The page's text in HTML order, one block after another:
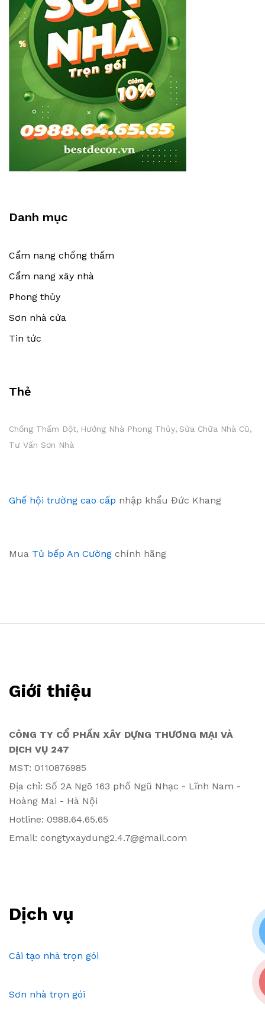
Danh mục
Cẩm nang chống thấm
Cẩm nang xây nhà
Phong thủy
Sơn nhà cửa
Tin tức
Thẻ
Chống Thấm Dột Hướng Nhà Phong Thủy Sửa Chữa Nhà Cũ
Tư Vấn Sơn Nhà
Ghế hội trường cao cấp nhập khẩu Đức Khang
Mua Tủ bếp An Cường chính hãng
Giới thiệu
CÔNG TY CỔ PHẦN XÂY DỰNG THƯƠNG MẠI VÀ
DỊCH VỤ 247
MST: 0110876985
Địa chỉ: Số 2A Ngõ 163 phố Ngũ Nhạc - Lĩnh Nam -
Hoàng Mai - Hà Nội
Hotline: 0988.64.65.65
Email: congtyxaydung2.4.7@gmail.com
Dịch vụ
Cải tạo nhà trọn gói
Sơn nhà trọn gói